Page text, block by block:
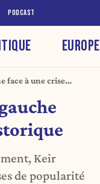
PODCAST
EUROPE
face à une crise
Keir
de popularité